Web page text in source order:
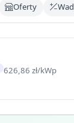
Oferty
626,86 zł/kWp